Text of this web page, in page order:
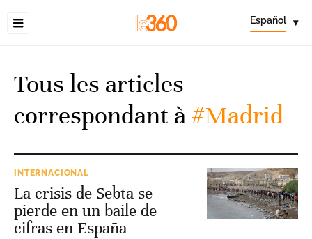
Español ▾
Tous les articles
correspondant à#Madrid
INTERNACIONAL
La crisis de Sebta se
pierde en un baile de
cifras en España